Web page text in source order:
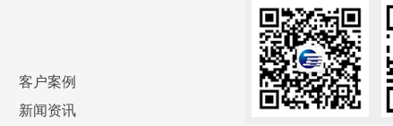
客户案例
新闻资讯